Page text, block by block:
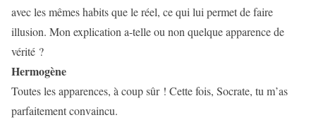
avec les mêmes habits que le réel, ce qui lui permet de faire
illusion. Mon explication a-telle ou non quelque apparence de
vérité ?
Hermogène
Toutes les apparences, à coup sûr ! Cette fois, Socrate, tu m’as
parfaitement convaincu.